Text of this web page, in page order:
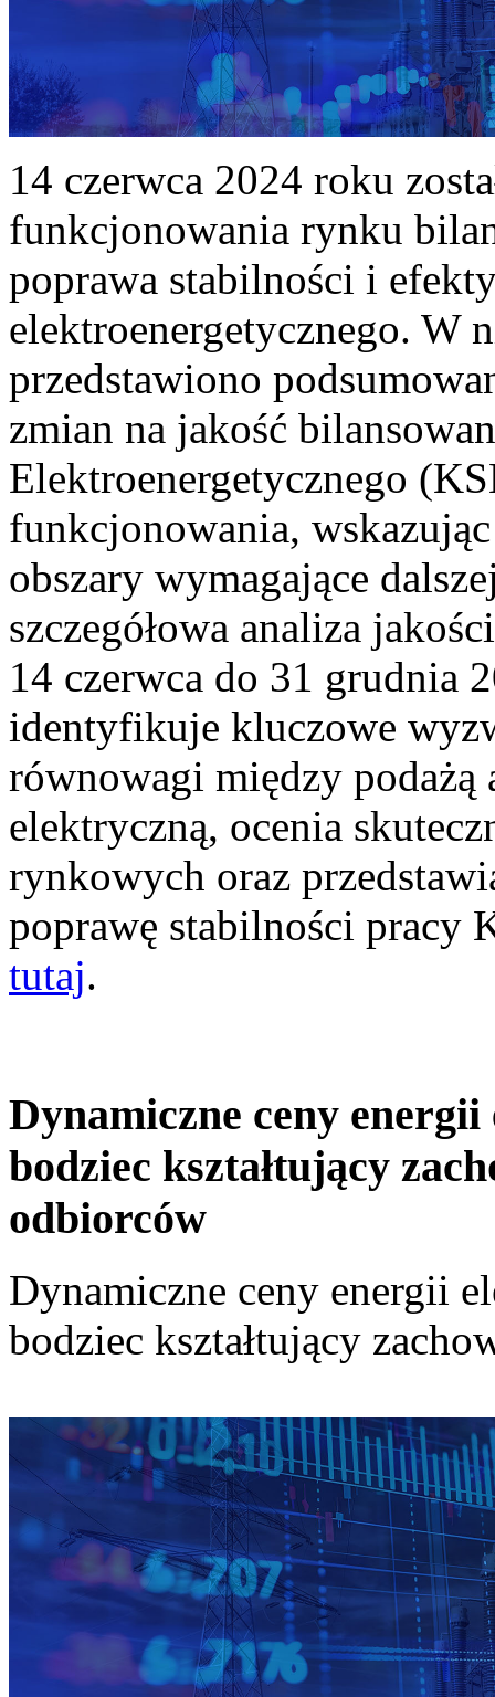
14 czerwca 2024 roku
funkcjonowania rynku
poprawa stabilności i
elektroenergetycznego. W
przedstawiono
zmian na jakość
Elektroenergetycznego
funkcjonowania,
obszary wymagające
szczegółowa analiza
14 czerwca do 31 grudnia
identyfikuje kluczowe
równowagi między podażą
elektryczną, ocenia
rynkowych oraz
poprawę stabilności pracy
tutaj.
Dynamiczne ceny
bodziec kształtujący
odbiorców
Dynamiczne ceny energii
bodziec kształtujący